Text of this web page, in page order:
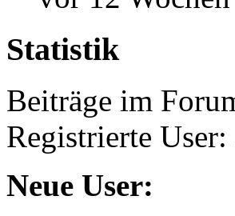
Statistik
Beiträge im
Registrierte User:
Neue User: